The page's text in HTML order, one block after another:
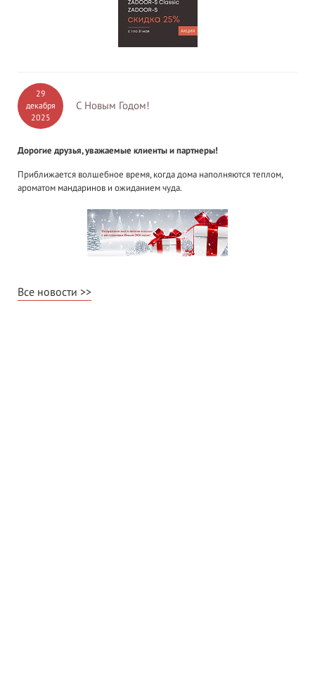
29
декабря
2025
С Новым Годом!
Дорогие друзья, уважаемые клиенты и партнеры!
Приближается волшебное время, когда дома наполняются теплом,
ароматом мандаринов и ожиданием чуда.
Все новости